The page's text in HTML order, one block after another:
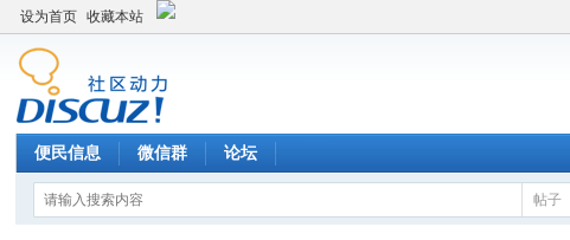
设为首页 收藏本站
便民信息 微信群 论坛
帖子